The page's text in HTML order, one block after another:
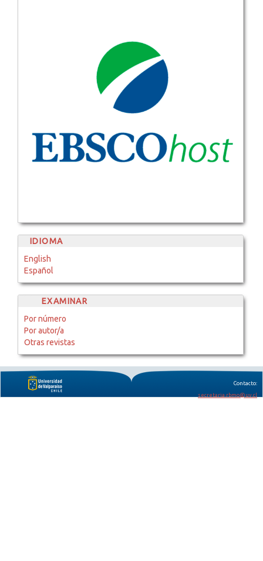
IDIOMA
English
Español
EXAMINAR
Por número
Por autor/a
Otras revistas
Contacto:
secretaria.rbmo@uv.cl